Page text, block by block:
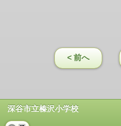
< 前へ
深谷市立榛沢小学校